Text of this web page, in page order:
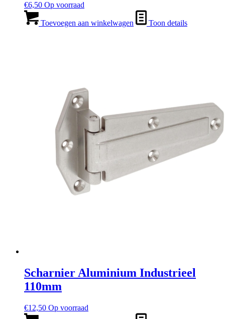
€6,50 Op voorraad
Toevoegen aan winkelwagen Toon details
Scharnier Aluminium Industrieel
110mm
€12,50 Op voorraad